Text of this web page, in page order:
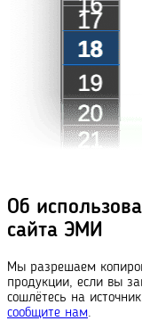
Об
сайта ЭМИ
Мы разрешаем
продукции, если вы
сошлётесь на
сообщите нам.